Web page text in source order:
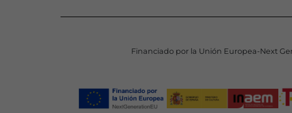
Financiado por la Unión Europea-Next